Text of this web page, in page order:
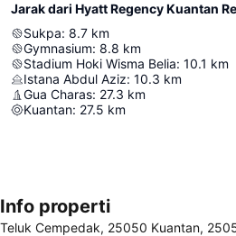
Jarak dari Hyatt Regency Kuantan
Sukpa: 8.7 km
Gymnasium: 8.8 km
Stadium Hoki Wisma Belia: 10.1 km
Istana Abdul Aziz: 10.3 km
Gua Charas: 27.3 km
Kuantan: 27.5 km
Info properti
Teluk Cempedak, 25050 Kuantan,